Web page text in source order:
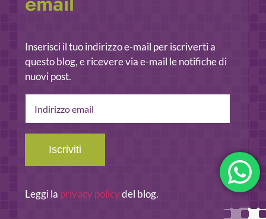
Inserisci il tuo indirizzo e-mail per iscriverti a
questo blog, e ricevere via e-mail le notifiche di
nuovi post.
email
Iscriviti
Leggi la privacy policydel blog.